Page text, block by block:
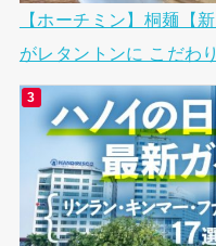
【ホーチミン】桐麺【
がレタントンに こだわ